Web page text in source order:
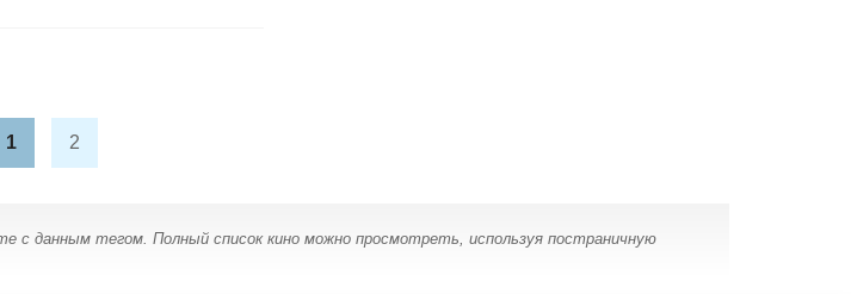
1 2
с данным тегом. Полный список кино можно просмотреть, используя постраничную